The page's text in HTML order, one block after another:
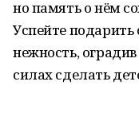
но память о нём
Успейте
нежность,
силах сделать